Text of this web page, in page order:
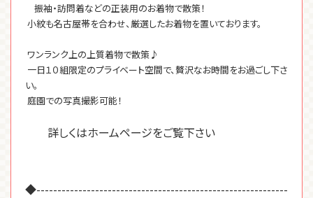
振袖・訪問着などの正装用のお着物で散策！
小紋も名古屋帯を合わせ、厳選したお着物を置いております。
ワンランク上の上質着物で散策♪
一日１０組限定のプライベート空間で、贅沢なお時間をお過ごし下さ
い。
庭園での写真撮影可能！
詳しくはホームページをご覧下さい
◆------------------------------------------------------------